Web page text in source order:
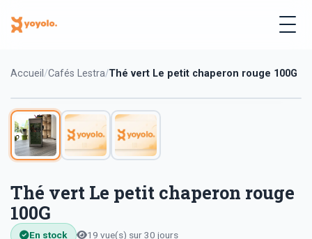
Accueil Cafés Lestra Thé vert Le petit chaperon rouge 100G
Thé vert Le petit chaperon rouge
100G
En stock 19 vue(s) sur 30 jours